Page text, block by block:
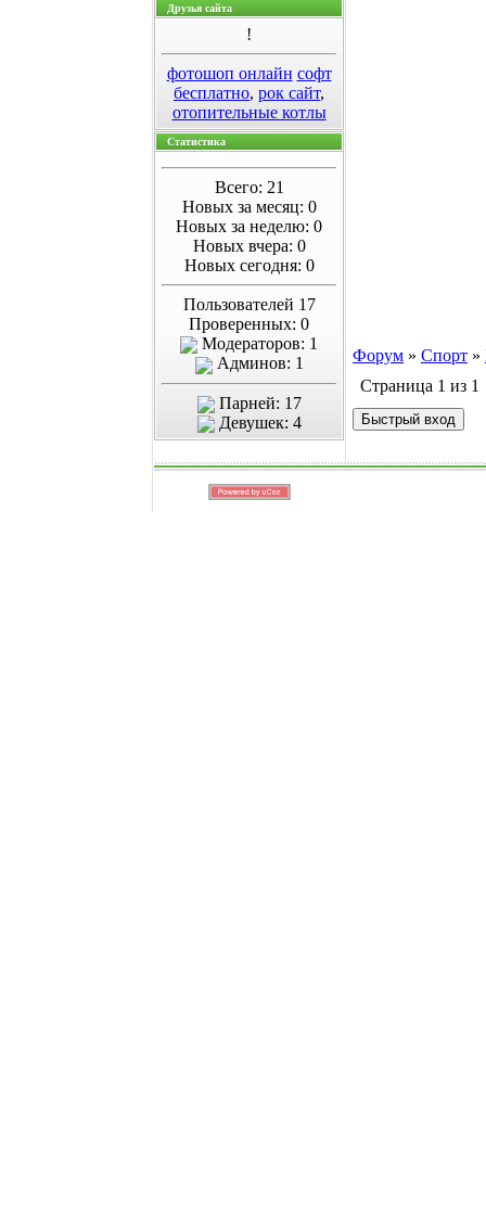
Друзья сайта
!
фотошоп онлайн софт
бесплатно, рок сайт,
отопительные котлы
Статистика
Всего: 21
Новых за месяц: 0
Новых за неделю: 0
Новых вчера: 0
Новых сегодня: 0
Пользователей 17
Проверенных: 0
Модераторов: 1
Админов: 1
Парней: 17
Девушек: 4
Форум » Спорт »
Страница 1 из 1